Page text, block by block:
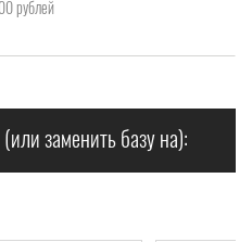
рублей
заменить базу на):